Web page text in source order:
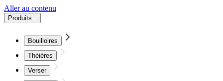
Aller au contenu
Produits
Bouilloires
Théières
Verser